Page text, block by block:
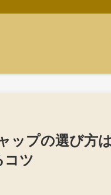
ップの選び方
コツ